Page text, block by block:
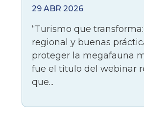
29 ABR 2026
“Turismo que
regional y buenas
proteger la megafauna
fue el título del webinar
que...